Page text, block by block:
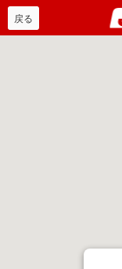
戻る